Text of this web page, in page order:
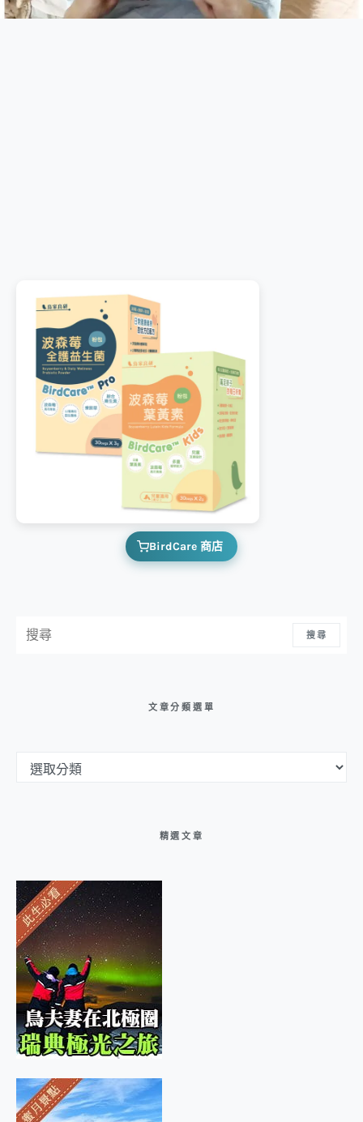
BirdCare 商店
搜尋
文章分類選單
精選文章